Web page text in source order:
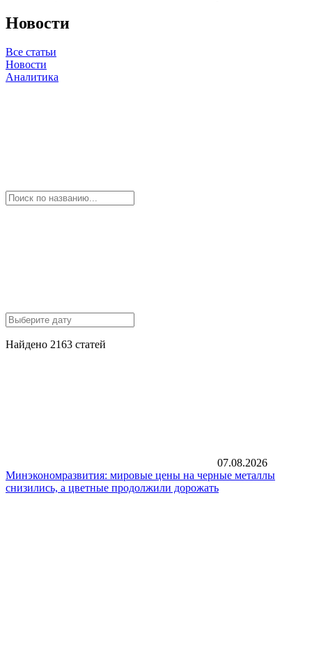
Новости
Все статьи
Новости
Аналитика
Найдено 2163 статей
07.08.2026
Минэкономразвития: мировые цены на черные металлы
снизились, а цветные продолжили дорожать